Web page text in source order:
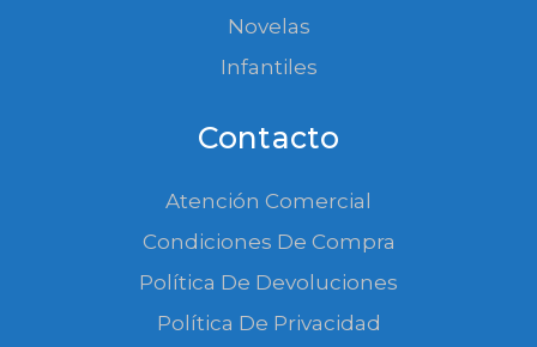
Novelas
Infantiles
Contacto
Atención Comercial
Condiciones De Compra
Política De Devoluciones
Política De Privacidad